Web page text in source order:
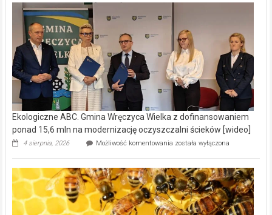
Ekologiczne ABC. Gmina Wręczyca Wielka z dofinansowaniem
ponad 15,6 mln na modernizację oczyszczalni ścieków [wideo]
4 sierpnia, 2026 Możliwość komentowania Ekologiczne
Wręczyca
Wielka
z
dofinansowaniem
ponad
została wyłączona